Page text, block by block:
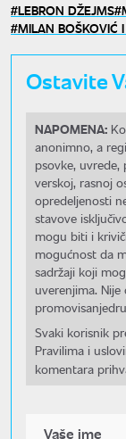
LEBRON DŽEJMS
MILAN BOŠKOVIĆ
Ostavite
NAPOMENA:
anonimno, a
psovke,
verskoj, rasnoj
opredeljenosti
stavove
mogu biti i
mogućnost da
sadržaji koji
uverenjima.
Svaki korisnik
Pravilima i
komentara